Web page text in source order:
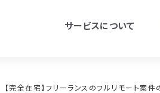
サービスについて
【完全在宅】フリーランスのフルリモート案